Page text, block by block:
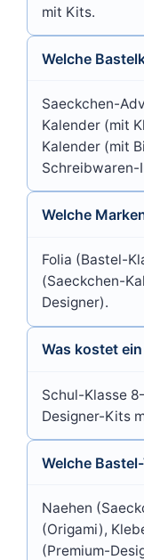
mit Kits.
Welche
Saeckchen-
Kalender (mit
Kalender (mit
Schreibwaren-
Welche
Folia (Bastel-
(Saeckchen-
Designer).
Was kostet
Schul-Klasse
Designer-Kits
Welche
Naehen
(Origami),
(Premium-